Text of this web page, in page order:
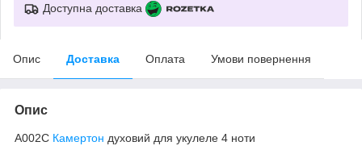
Доступна доставка
Опис Доставка Оплата Умови повернення
Опис
A002С Камертон духовий для укулеле 4 ноти